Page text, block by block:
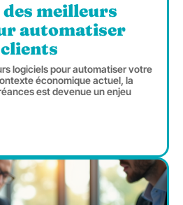
meilleurs
automatiser
logiciels pour automatiser votre
économique actuel, la
est devenue un enjeu